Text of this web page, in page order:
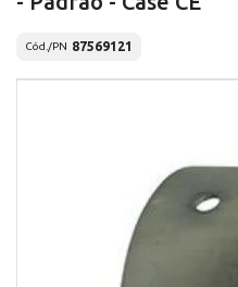
Cód./PN 87569121